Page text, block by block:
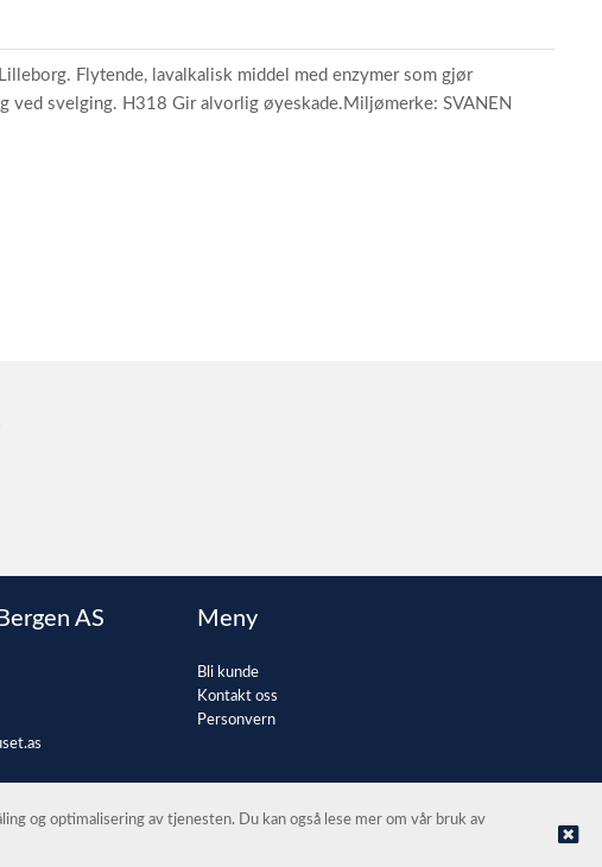
Flytende, lavalkalisk middel med enzymer som gjør
svelging. H318 Gir alvorlig øyeskade.Miljømerke: SVANEN
AS Meny
Bli kunde
Kontakt oss
Personvern
© Kontorvarehuset Bergen AS |Nettbutikk levert av Kréatif
og optimalisering av tjenesten. Du kan også lese mer om vår bruk av